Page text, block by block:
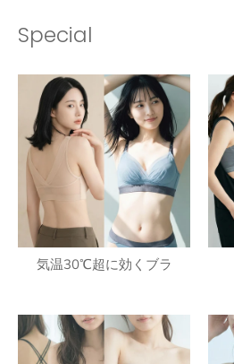
Special
気温30℃超に効くブラ